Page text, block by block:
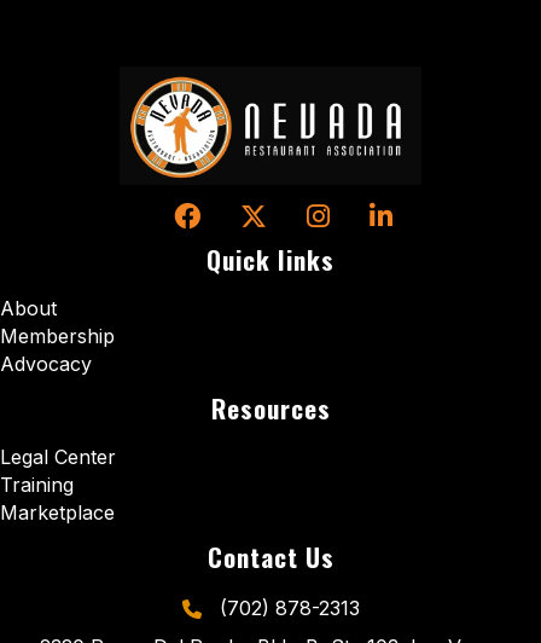
FacebookTwitter InstagramLinkedIn
Quick links
About
Membership
Advocacy
Resources
Legal Center
Training
Marketplace
Contact Us
phone icon and link
(702) 878-2313